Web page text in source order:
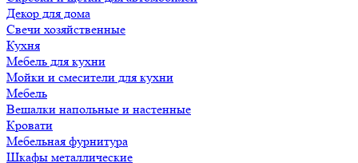
Декор для дома
Свечи хозяйственные
Кухня
Мебель для кухни
Мойки и смесители для кухни
Мебель
Вешалки напольные и настенные
Кровати
Мебельная фурнитура
Шкафы металлические